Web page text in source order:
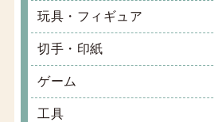
玩具・フィギュア
切手・印紙
ゲーム
工具